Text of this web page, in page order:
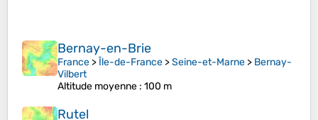
Bernay-en-Brie
France >Île-de-France >Seine-et-Marne > Bernay-
Vilbert
Altitude moyenne : 100 m
Rutel